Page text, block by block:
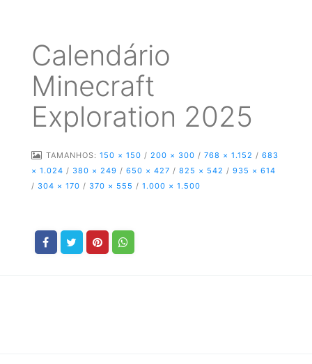
Calendário
Minecraft
Exploration 2025
TAMANHOS: 150 × 150 / 200 × 300 / 768 × 1.152 / 683
× 1.024 / 380 × 249 / 650 × 427 / 825 × 542 / 935 × 614
/ 304 × 170 / 370 × 555 / 1.000 × 1.500